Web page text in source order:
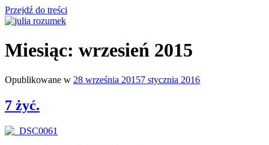
Przejdź do treści
julia rozumek
o życiu i szukaniu w nim szczęścia
Miesiąc: wrzesień 2015
Opublikowane w 28 września 20157 stycznia 2016
7 żyć.